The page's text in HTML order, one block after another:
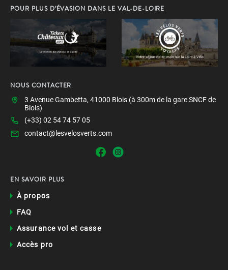
POUR PLUS D’ÉVASION DANS LE VAL-DE-LOIRE
NOUS CONTACTER
3 Avenue Gambetta, 41000 Blois (à 300m de la gare SNCF de
Blois)
(+33) 02 54 74 57 05
contact@lesvelosverts.com
EN SAVOIR PLUS
À propos
FAQ
Assurance vol et casse
Accès pro